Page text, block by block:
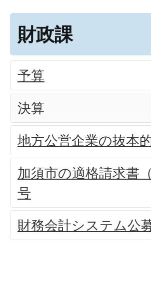
財政課
予算
決算
地方公営企業の抜本
加須市の適格請求書
号
財務会計システム公